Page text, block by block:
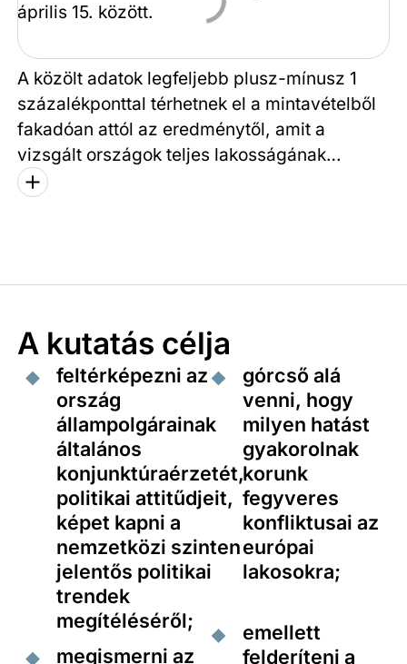
április 15. között.
A közölt adatok legfeljebb plusz-mínusz 1
százalékponttal térhetnek el a mintavételből
fakadóan attól az eredménytől, amit a
vizsgált országok teljes lakosságának
megkérdezése eredményezett volna. Az
népességszámával való utólagos
A kutatás célja
feltérképezni az
ország
állampolgárainak
általános
konjunktúraérzetét,
politikai attitűdjeit,
képet kapni a
nemzetközi szinten
jelentős politikai
trendek
megítéléséről;
megismerni az
górcső alá
venni, hogy
milyen hatást
gyakorolnak
korunk
fegyveres
konfliktusai az
európai
lakosokra;
emellett
felderíteni a